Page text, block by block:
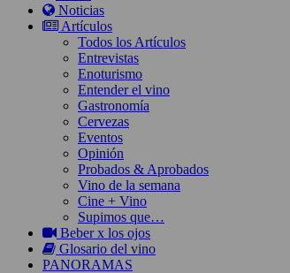
Noticias
Artículos
Todos los Artículos
Entrevistas
Enoturismo
Entender el vino
Gastronomía
Cervezas
Eventos
Opinión
Probados & Aprobados
Vino de la semana
Cine + Vino
Supimos que…
Beber x los ojos
Glosario del vino
PANORAMAS